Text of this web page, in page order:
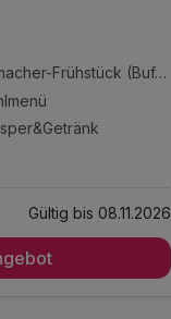
6 x reichhaltiges Muntermacher-Frühstück (Buffet)
Frühstück
Gültig bis 08.11.2026